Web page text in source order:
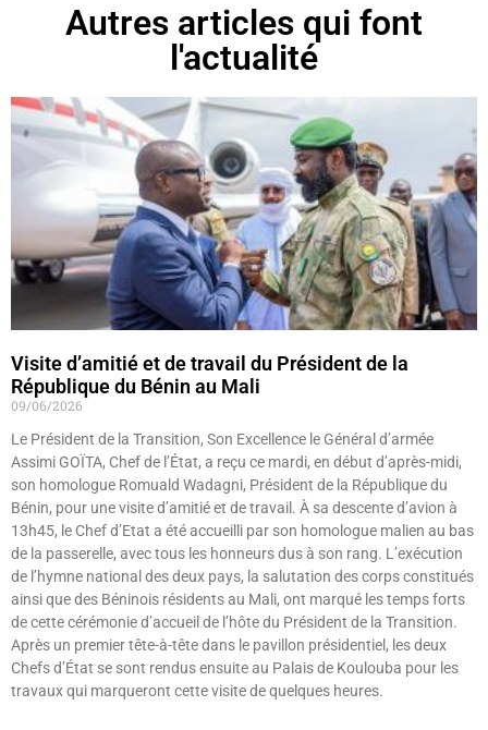
Autres articles qui font
l'actualité
Visite d’amitié et de travail du Président de la
République du Bénin au Mali
09/06/2026
Le Président de la Transition, Son Excellence le Général d’armée
Assimi GOÏTA, Chef de l’État, a reçu ce mardi, en début d’après-midi,
son homologue Romuald Wadagni, Président de la République du
Bénin, pour une visite d’amitié et de travail. À sa descente d’avion à
13h45, le Chef d’Etat a été accueilli par son homologue malien au bas
de la passerelle, avec tous les honneurs dus à son rang. L’exécution
de l’hymne national des deux pays, la salutation des corps constitués
ainsi que des Béninois résidents au Mali, ont marqué les temps forts
de cette cérémonie d’accueil de l’hôte du Président de la Transition.
Après un premier tête-à-tête dans le pavillon présidentiel, les deux
Chefs d’État se sont rendus ensuite au Palais de Koulouba pour les
travaux qui marqueront cette visite de quelques heures.